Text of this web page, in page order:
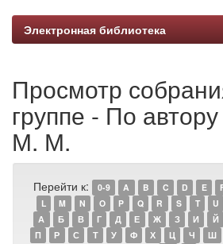
Электронная библиотека
Просмотр
группе - По
М. М.
Перейти к: 0-9 A B C D E
L
M N O P Q R S T U
А
Б В Г Д Е Ж З И Й
П
Р С Т У Ф Х Ц Ч Ш